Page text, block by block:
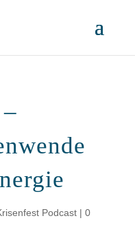
Podcast| 0